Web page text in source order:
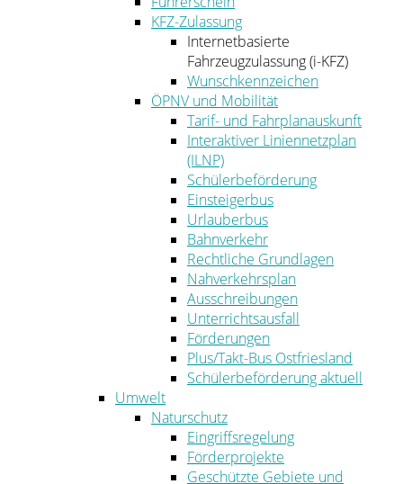
KFZ-Zulassung
Internetbasierte
Fahrzeugzulassung (i-KFZ)
Wunschkennzeichen
ÖPNV und Mobilität
Tarif- und Fahrplanauskunft
Interaktiver Liniennetzplan
(ILNP)
Schülerbeförderung
Einsteigerbus
Urlauberbus
Bahnverkehr
Rechtliche Grundlagen
Nahverkehrsplan
Ausschreibungen
Unterrichtsausfall
Förderungen
Plus/Takt-Bus Ostfriesland
Schülerbeförderung aktuell
Umwelt
Naturschutz
Eingriffsregelung
Förderprojekte
Geschützte Gebiete und